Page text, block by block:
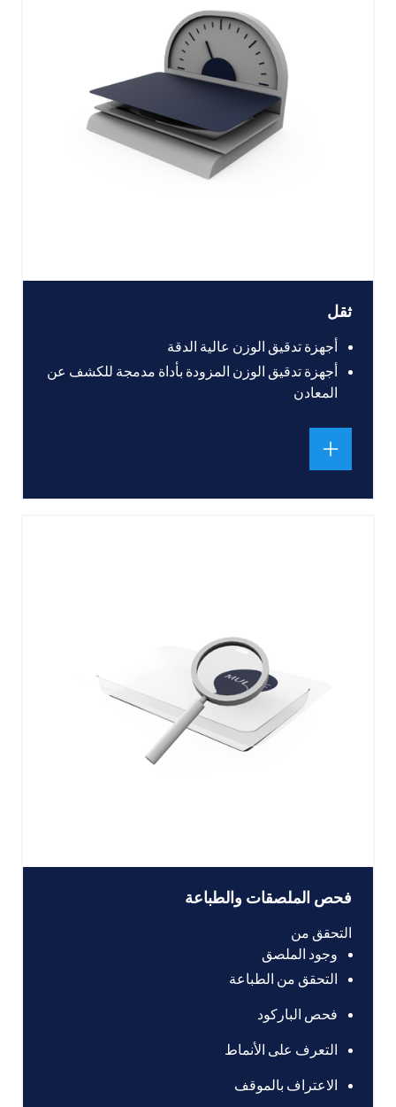
ثقل
أجهزة تدقيق الوزن عالية الدقة
أجهزة تدقيق الوزن المزودة بأداة مدمجة للكشف عن
المعادن
فحص الملصقات والطباعة
التحقق من
وجود الملصق
التحقق من الطباعة
فحص الباركود
التعرف على الأنماط
الاعتراف بالموقف